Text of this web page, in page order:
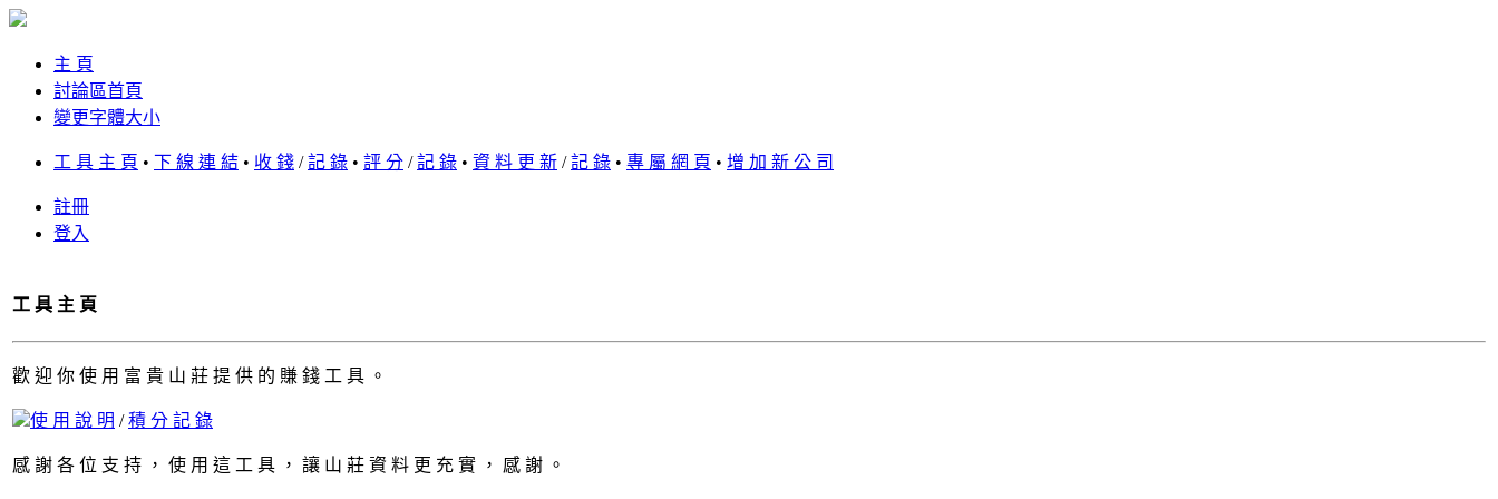
主 頁
討論區首頁
變更字體大小
工 具 主 頁 • 下 線 連 結 • 收 錢 /記 錄 • 評 分 /記 錄 • 資 料 更 新 /記 錄 • 專 屬 網 頁 • 增 加 新 公 司
註冊
登入
工 具 主 頁
歡 迎 你 使 用 富 貴 山 莊 提 供 的 賺 錢 工 具 。
使 用 說 明 /積 分 記 錄
感 謝 各 位 支 持 ， 使 用 這 工 具 ， 讓 山 莊 資 料 更 充 實 ， 感 謝 。